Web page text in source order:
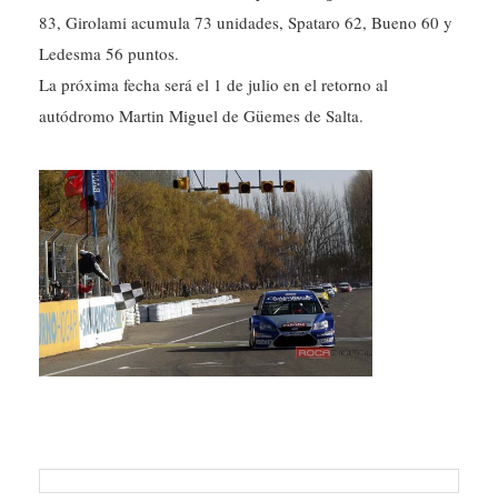
83, Girolami acumula 73 unidades, Spataro 62, Bueno 60 y
Ledesma 56 puntos.
La próxima fecha será el 1 de julio en el retorno al
autódromo Martin Miguel de Güemes de Salta.